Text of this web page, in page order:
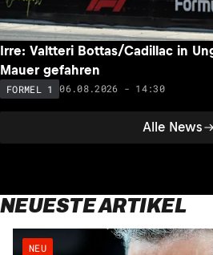
Alle News
Irre: Valtteri Bottas/Cadillac in
Mauer gefahren
FORMEL 1 06.08.2026 - 14:30
NEUESTE ARTIKEL
NEU